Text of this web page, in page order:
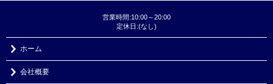
営業時間:10:00～20:00
定休日:(なし)
ホーム
会社概要